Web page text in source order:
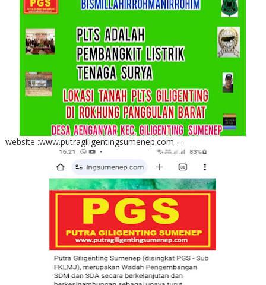
website :www.putragiligentingsumenep.com ---